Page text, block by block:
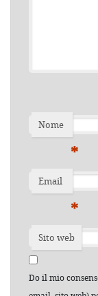
Nome
*
Email
*
Sito web
Do il mio